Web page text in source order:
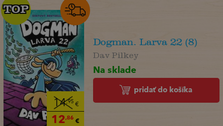
14,95€
12,86€
TOP
TOP
Dogman. Larva 22 (8)
Dav Pilkey
Na sklade
pridať do košíka